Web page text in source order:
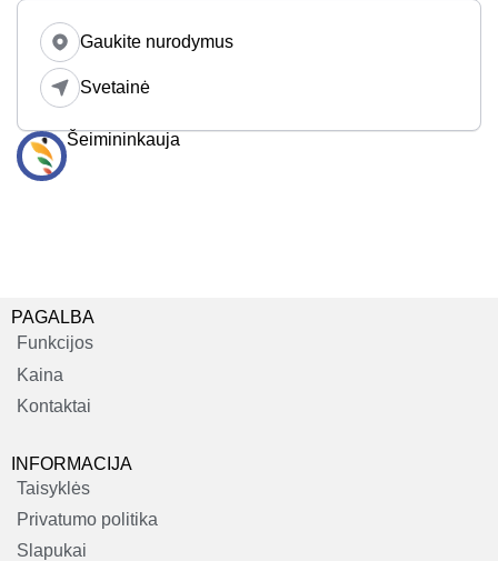
Gaukite nurodymus
Svetainė
Šeimininkauja
PAGALBA
Funkcijos
Kaina
Kontaktai
INFORMACIJA
Taisyklės
Privatumo politika
Slapukai